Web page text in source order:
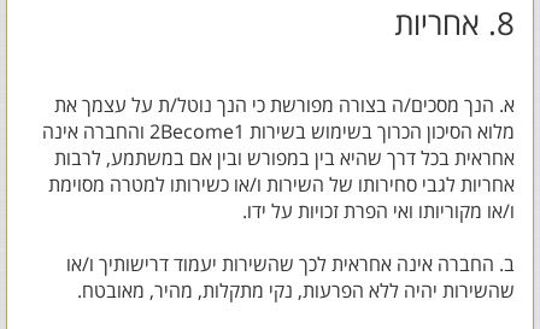
8. אחריות
א. הנך מסכים/ה בצורה מפורשת כי הנך נוטל/ת על עצמך את
מלוא הסיכון הכרוך בשימוש בשירות 2Become1 והחברה אינה
אחראית בכל דרך שהיא בין במפורש ובין אם במשתמע, לרבות
אחריות לגבי סחירותו של השירות ו/או כשירותו למטרה מסוימת
ו/או מקוריותו ואי הפרת זכויות על ידו.
ב. החברה אינה אחראית לכך שהשירות יעמוד דרישותיך ו/או
שהשירות יהיה ללא הפרעות, נקי מתקלות, מהיר, מאובטח.